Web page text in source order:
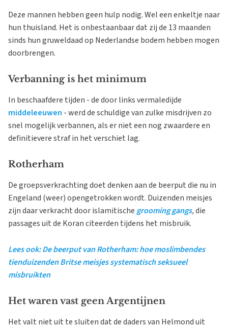
Deze mannen hebben geen hulp nodig. Wel een enkeltje naar
hun thuisland. Het is onbestaanbaar dat zij de 13 maanden
sinds hun gruweldaad op Nederlandse bodem hebben mogen
doorbrengen.
Verbanning is het minimum
In beschaafdere tijden - de door links vermaledijde
middeleeuwen - werd de schuldige van zulke misdrijven zo
snel mogelijk verbannen, als er niet een nog zwaardere en
definitievere straf in het verschiet lag.
Rotherham
De groepsverkrachting doet denken aan de beerput die nu in
Engeland (weer) opengetrokken wordt. Duizenden meisjes
zijn daar verkracht door islamitischegrooming gangs,die
passages uit de Koran citeerden tijdens het misbruik.
Lees ook: De beerput van Rotherham: hoe moslimbendes
tienduizenden Britse meisjes systematisch seksueel
misbruikten
Het waren vast geen Argentijnen
Het valt niet uit te sluiten dat de daders van Helmond uit